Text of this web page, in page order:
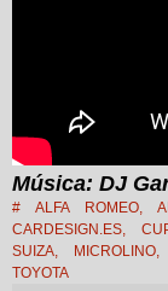
Música: DJ
# ALFA ROMEO
CARDESIGN.ES
SUIZA
MICROLINO
TOYOTA